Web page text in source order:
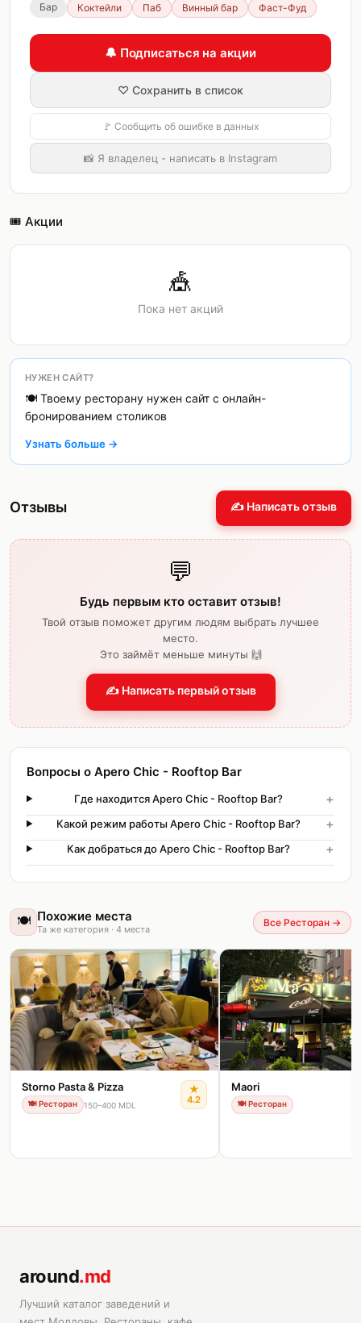
Бар
Коктейли Паб Винный бар Фаст-Фуд
🔔 Подписаться на акции
♡ Сохранить в список
🚩 Сообщить об ошибке в данных
📸 Я владелец - написать в Instagram
🎟️ Акции
🎪
Пока нет акций
НУЖЕН САЙТ?
🍽️ Твоему ресторану нужен сайт с онлайн-
бронированием столиков
Узнать больше →
Отзывы ✍️ Написать отзыв
💬
Будь первым кто оставит отзыв!
Твой отзыв поможет другим людям выбрать лучшее
место.
Это займёт меньше минуты 🙌
✍️ Написать первый отзыв
Вопросы о Apero Chic - Rooftop Bar
Где находится Apero Chic - Rooftop Bar? +
Какой режим работы Apero Chic - Rooftop Bar? +
Как добраться до Apero Chic - Rooftop Bar? +
🍽️ Похожие места
Та же категория · 4 места
Все Ресторан →
Storno Pasta & Pizza
🍽️Ресторан 150–400 MDL
★
4.2
Maori
🍽️Ресторан
around.md
Лучший каталог заведений и